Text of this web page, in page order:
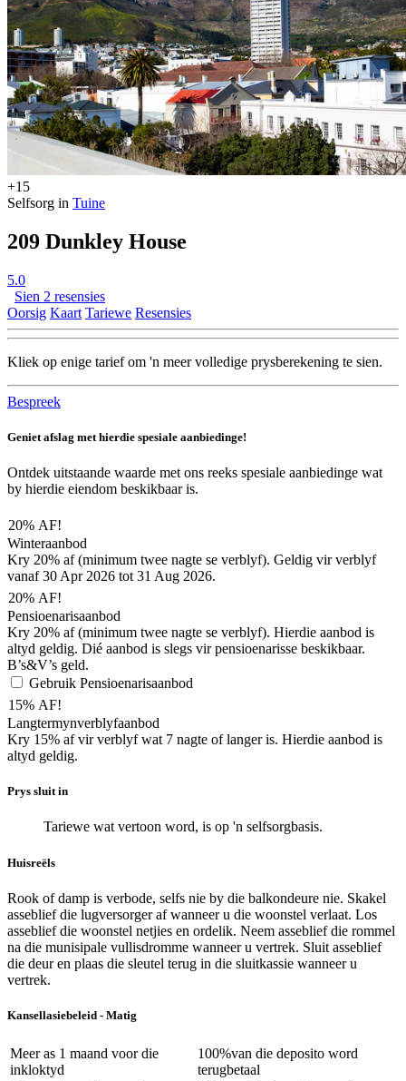
+15
Selfsorg in Tuine
209 Dunkley House
5.0
Sien 2 resensies
Oorsig Kaart Tariewe Resensies
Kliek op enige tarief om 'n meer volledige prysberekening te sien.
Bespreek
Geniet afslag met hierdie spesiale aanbiedinge!
Ontdek uitstaande waarde met ons reeks spesiale aanbiedinge wat
by hierdie eiendom beskikbaar is.
20% AF!
Winteraanbod
Kry 20% af (minimum twee nagte se verblyf). Geldig vir verblyf
vanaf 30 Apr 2026 tot 31 Aug 2026.
20% AF!
Pensioenarisaanbod
Kry 20% af (minimum twee nagte se verblyf). Hierdie aanbod is
altyd geldig. Dié aanbod is slegs vir pensioenarisse beskikbaar.
B’s&V’s geld.
Gebruik Pensioenarisaanbod
15% AF!
Langtermynverblyfaanbod
Kry 15% af vir verblyf wat 7 nagte of langer is. Hierdie aanbod is
altyd geldig.
Prys sluit in
Tariewe wat vertoon word, is op 'n selfsorgbasis.
Huisreëls
Rook of damp is verbode, selfs nie by die balkondeure nie. Skakel
asseblief die lugversorger af wanneer u die woonstel verlaat. Los
asseblief die woonstel netjies en ordelik. Neem asseblief die rommel
na die munisipale vullisdromme wanneer u vertrek. Sluit asseblief
die deur en plaas die sleutel terug in die sluitkassie wanneer u
vertrek.
Kansellasiebeleid - Matig
Meer as 1 maand voor die
inkloktyd
100%van die deposito word
terugbetaal